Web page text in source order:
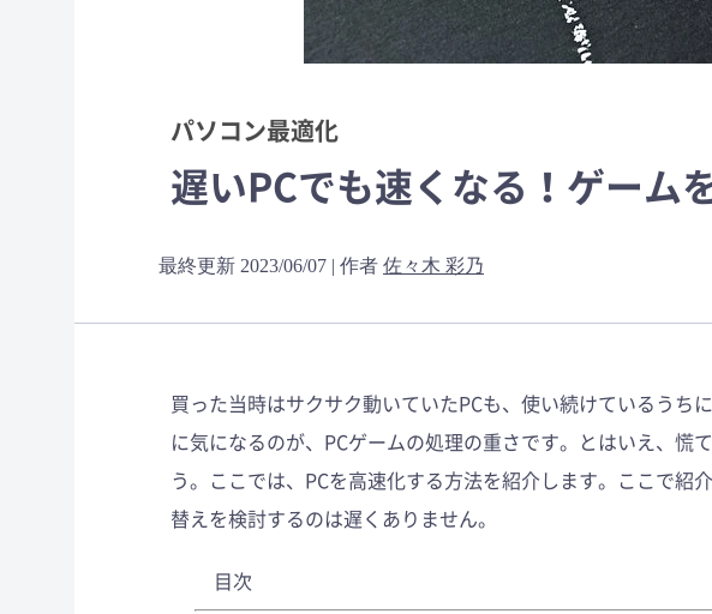
パソコン最適化
遅いPCでも速くなる！ゲーム
最終更新 2023/06/07 | 作者 佐々木 彩乃
買った当時はサクサク動いていたPCも、使い続けているうち
に気になるのが、PCゲームの処理の重さです。とはいえ、慌
う。ここでは、PCを高速化する方法を紹介します。ここで紹
替えを検討するのは遅くありません。
目次